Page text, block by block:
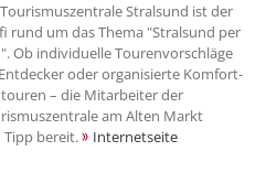
Stralsund ist der
rund um das Thema "Stralsund per
Ob individuelle Tourenvorschläge
oder organisierte Komfort-
– die Mitarbeiter der
am Alten Markt
Tipp bereit.
Internetseite